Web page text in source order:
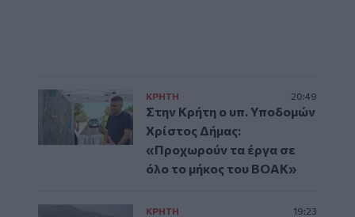
ΚΡΗΤΗ 20:49
Στην Κρήτη ο υπ. Υποδομών
Χρίστος Δήμας:
«Προχωρούν τα έργα σε
όλο το μήκος του ΒΟΑΚ»
ΚΡΗΤΗ 19:23